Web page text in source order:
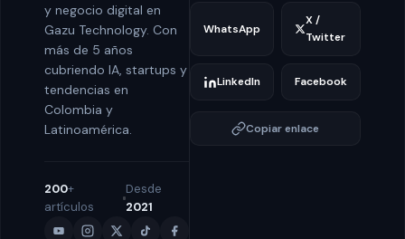
y negocio digital en
Gazu Technology. Con
más de 5 años
cubriendo IA, startups y
tendencias en
Colombia y
Latinoamérica.
200+
artículos
Desde
2021
WhatsApp
X /
Twitter
LinkedIn Facebook
Copiar enlace